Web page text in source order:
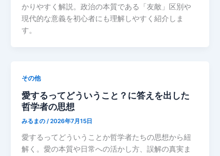
かりやすく解説。政治の本質である「友敵」区別や
現代的な意義を初心者にも理解しやすく紹介しま
す。
その他
愛するってどういうこと？に答えを出した
哲学者の思想
みるまの/2026年7月15日
愛するってどういうことか哲学者たちの思想から紐
解く。愛の本質や日常への活かし方、誤解の真実ま